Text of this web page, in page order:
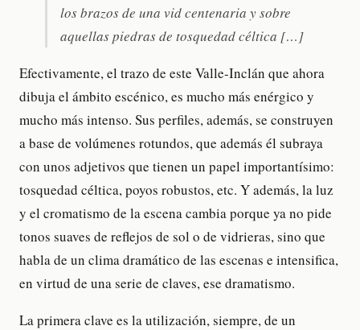
los brazos de una vid centenaria y sobre
aquellas piedras de tosquedad céltica […]
Efectivamente, el trazo de este Valle-Inclán que ahora
dibuja el ámbito escénico, es mucho más enérgico y
mucho más intenso. Sus perfiles, además, se construyen
a base de volúmenes rotundos, que además él subraya
con unos adjetivos que tienen un papel importantísimo:
tosquedad céltica, poyos robustos, etc. Y además, la luz
y el cromatismo de la escena cambia porque ya no pide
tonos suaves de reflejos de sol o de vidrieras, sino que
habla de un clima dramático de las escenas e intensifica,
en virtud de una serie de claves, ese dramatismo.
La primera clave es la utilización, siempre, de un